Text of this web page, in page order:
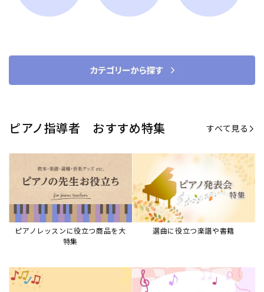
ピアノ指導者 おすすめ特集 すべて見る
ピアノレッスンに役立つ商品を大
特集
選曲に役立つ楽譜や書籍